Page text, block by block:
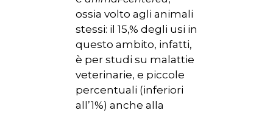
ossia volto agli animali
stessi: il 15,% degli usi in
questo ambito, infatti,
è per studi su malattie
veterinarie, e piccole
percentuali (inferiori
all’1%) anche alla